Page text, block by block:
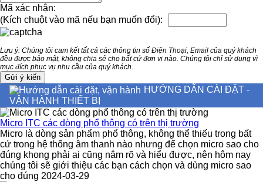
Mã xác nhận:
(Kích chuột vào mã nếu bạn muốn đổi):
Lưu ý: Chúng tôi cam kết tất cả các thông tin số Điện Thoại, Email của quý khách
đều được bảo mật, không chia sẻ cho bất cứ đơn vị nào. Chúng tôi chỉ sử dụng vì
mục đích phục vụ nhu cầu của quý khách.
HƯỚNG DẪN CÀI ĐẶT -
VẬN HÀNH THIẾT BỊ
Micro ITC các dòng phổ thông có trên thị trường
Micro là dòng sản phẩm phổ thông, không thể thiếu trong bất
cứ trong hệ thống âm thanh nào nhưng để chọn micro sao cho
đúng khong phải ai cũng nắm rõ và hiểu được, nên hôm nay
chúng tôi sẽ giới thiệu các bạn cách chọn và dùng micro sao
cho đúng 2024-03-29